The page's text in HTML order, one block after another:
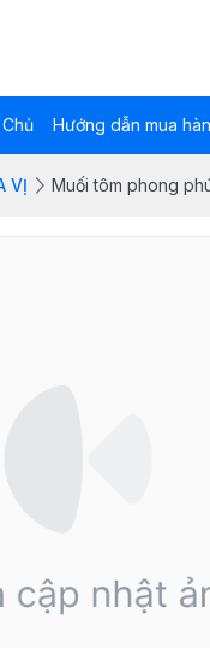
Hướng dẫn mua
VỊ Muối tôm phong